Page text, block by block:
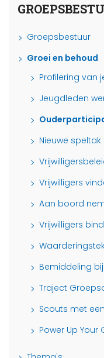
Groepsbestuur
Groei en behoud
Profilering van
Jeugdleden
Nieuwe
Vrijwilligers
Aan boord
Vrijwilligers
Bemiddeling
Traject
Scouts met
Power Up Your